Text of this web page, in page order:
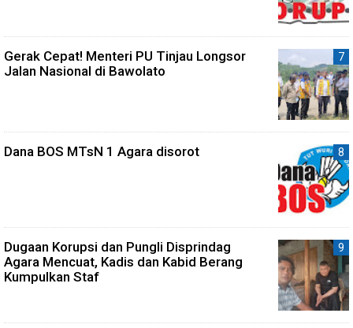
Gerak Cepat! Menteri PU Tinjau Longsor
Jalan Nasional di Bawolato
Dana BOS MTsN 1 Agara disorot
Dugaan Korupsi dan Pungli Disprindag
Agara Mencuat, Kadis dan Kabid Berang
Kumpulkan Staf